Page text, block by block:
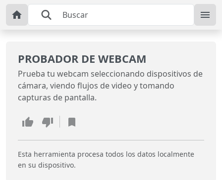
PROBADOR DE WEBCAM
Prueba tu webcam seleccionando dispositivos de
cámara, viendo flujos de video y tomando
capturas de pantalla.
Esta herramienta procesa todos los datos localmente
en su dispositivo.